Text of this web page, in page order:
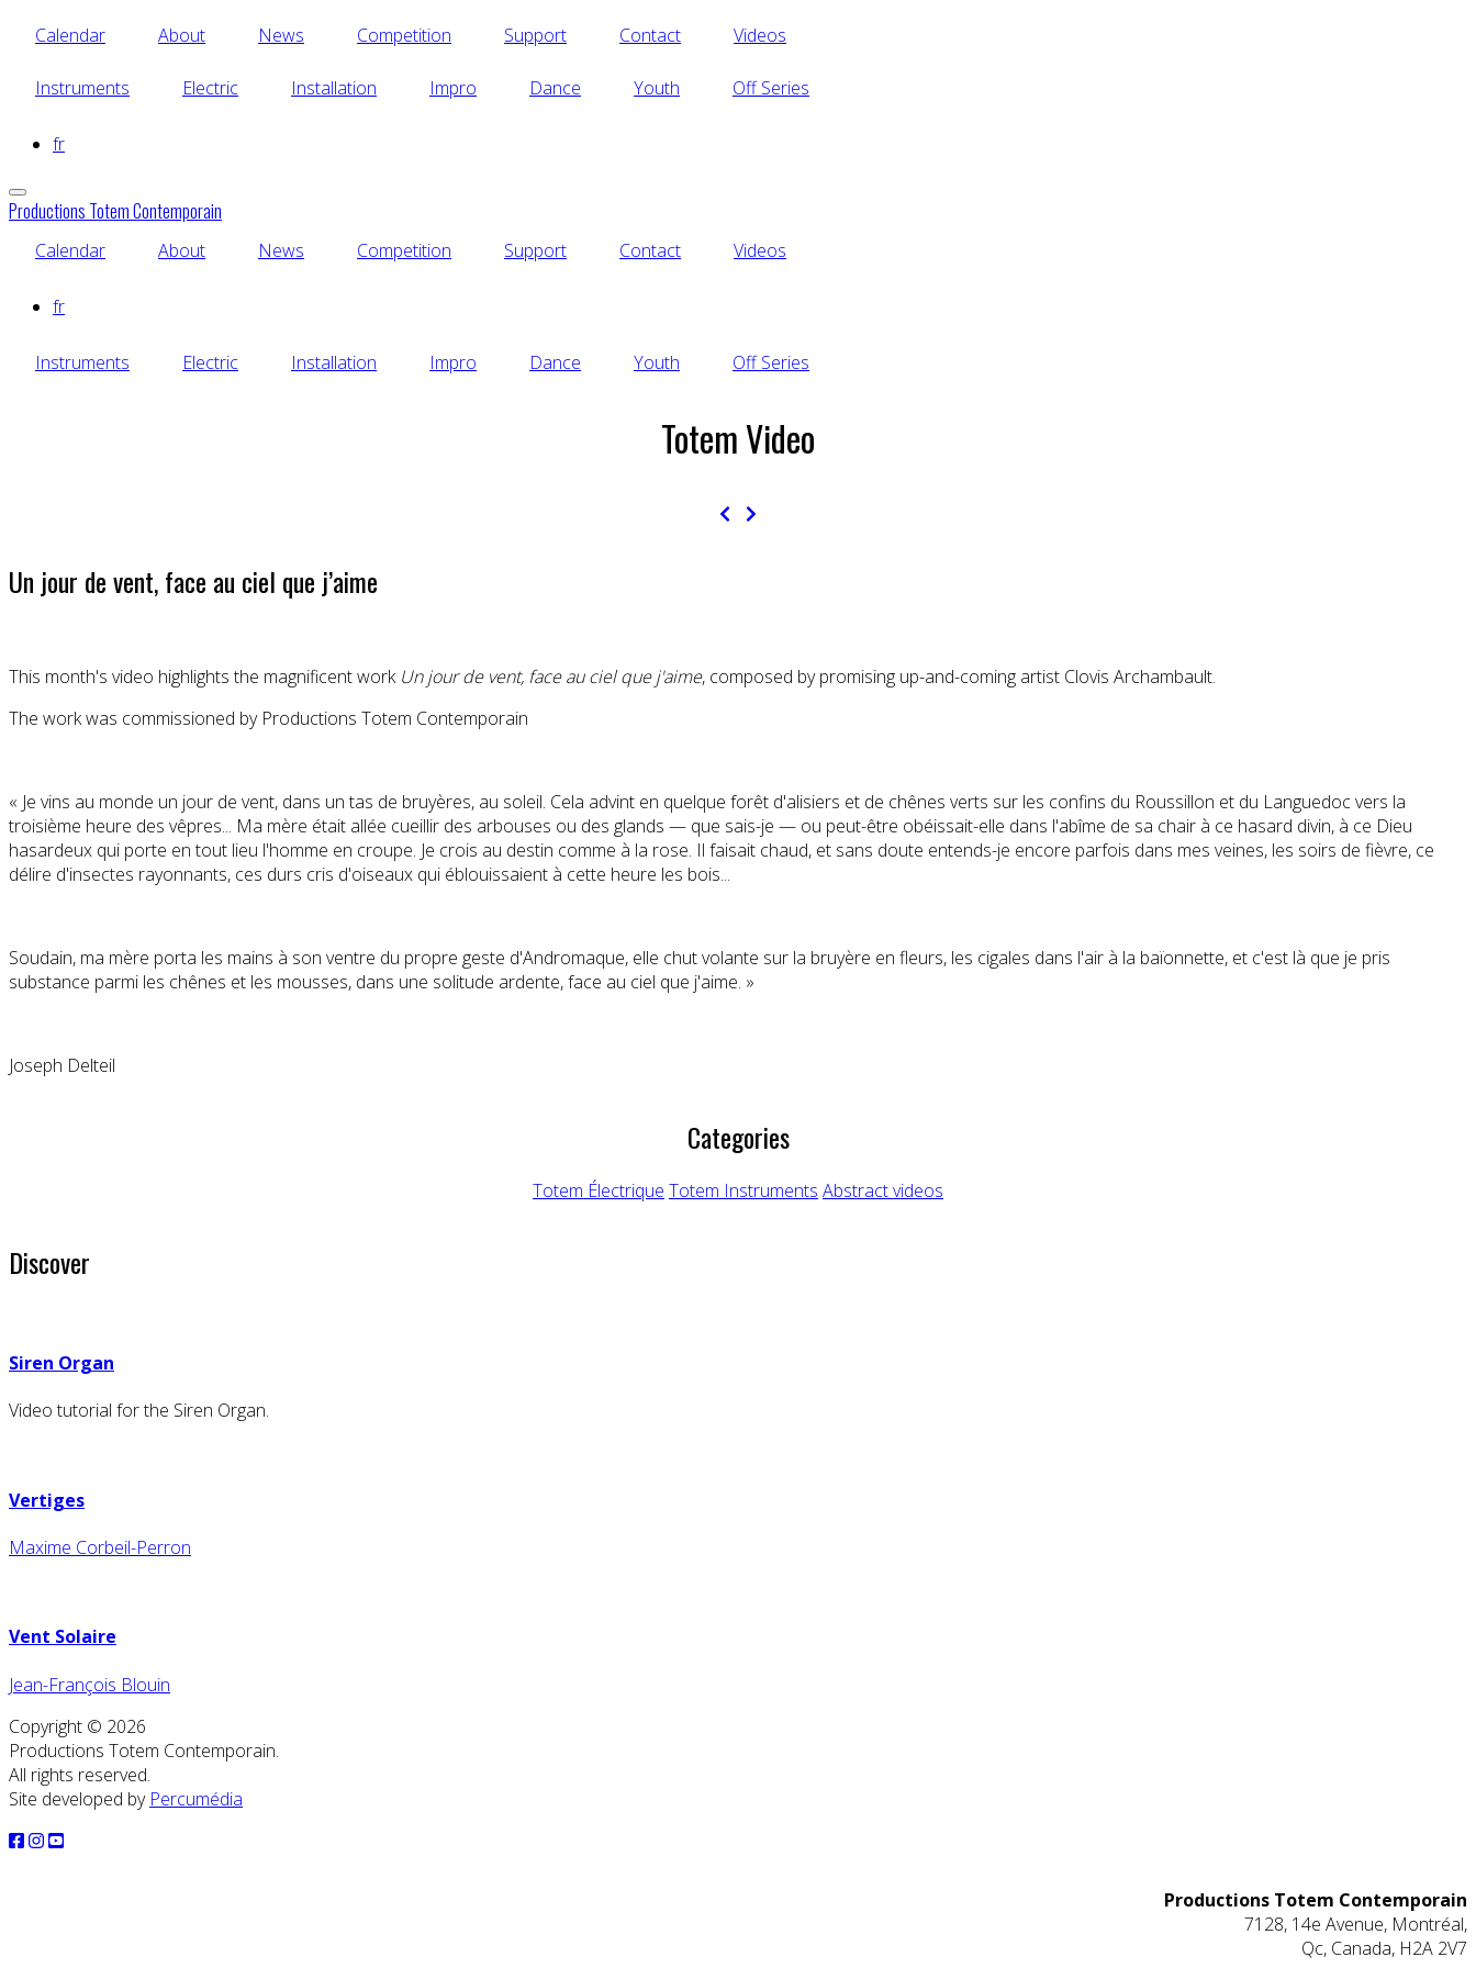
content
Calendar About News Competition Support Contact Videos
Instruments Electric Installation Impro Dance Youth Off Series
fr
Productions Totem Contemporain
Calendar About News Competition Support Contact Videos
fr
Instruments Electric Installation Impro Dance Youth Off Series
Totem Video
Un jour de vent, face au ciel que j’aime
This month's video highlights the magnificent work Un jour de vent, face au ciel que j'aime, composed by promising up-and-coming artist Clovis Archambault.
The work was commissioned by Productions Totem Contemporain
« Je vins au monde un jour de vent, dans un tas de bruyères, au soleil. Cela advint en quelque forêt d'alisiers et de chênes verts sur les confins du Roussillon et du Languedoc vers la
troisième heure des vêpres... Ma mère était allée cueillir des arbouses ou des glands — que sais-je — ou peut-être obéissait-elle dans l'abîme de sa chair à ce hasard divin, à ce Dieu
hasardeux qui porte en tout lieu l'homme en croupe. Je crois au destin comme à la rose. Il faisait chaud, et sans doute entends-je encore parfois dans mes veines, les soirs de fièvre, ce
délire d'insectes rayonnants, ces durs cris d'oiseaux qui éblouissaient à cette heure les bois...
Soudain, ma mère porta les mains à son ventre du propre geste d'Andromaque, elle chut volante sur la bruyère en fleurs, les cigales dans l'air à la baïonnette, et c'est là que je pris
substance parmi les chênes et les mousses, dans une solitude ardente, face au ciel que j'aime. »
Joseph Delteil
Categories
Totem Électrique Totem Instruments Abstract videos
Discover
Siren Organ
Video tutorial for the Siren Organ.
Vertiges
Maxime Corbeil-Perron
Vent Solaire
Jean-François Blouin
Copyright © 2026
Productions Totem Contemporain.
All rights reserved.
Site developed by Percumédia
Productions Totem Contemporain
7128, 14e Avenue, Montréal,
Qc, Canada, H2A 2V7